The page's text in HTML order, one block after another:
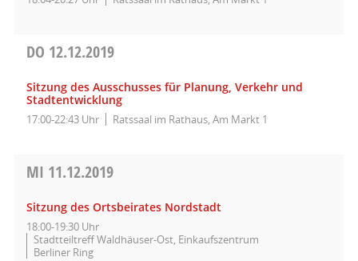
DO 12.12.2019
Sitzung des Ausschusses für Planung, Verkehr und
Stadtentwicklung
17:00-22:43 Uhr Ratssaal im Rathaus, Am Markt 1
MI 11.12.2019
Sitzung des Ortsbeirates Nordstadt
18:00-19:30 Uhr
Stadtteiltreff Waldhäuser-Ost, Einkaufszentrum
Berliner Ring